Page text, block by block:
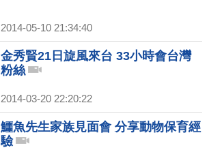
2014-05-10 21:34:40
金秀賢21日旋風來台 33小時會台灣
粉絲
2014-03-20 22:20:22
鱷魚先生家族見面會 分享動物保育經
驗